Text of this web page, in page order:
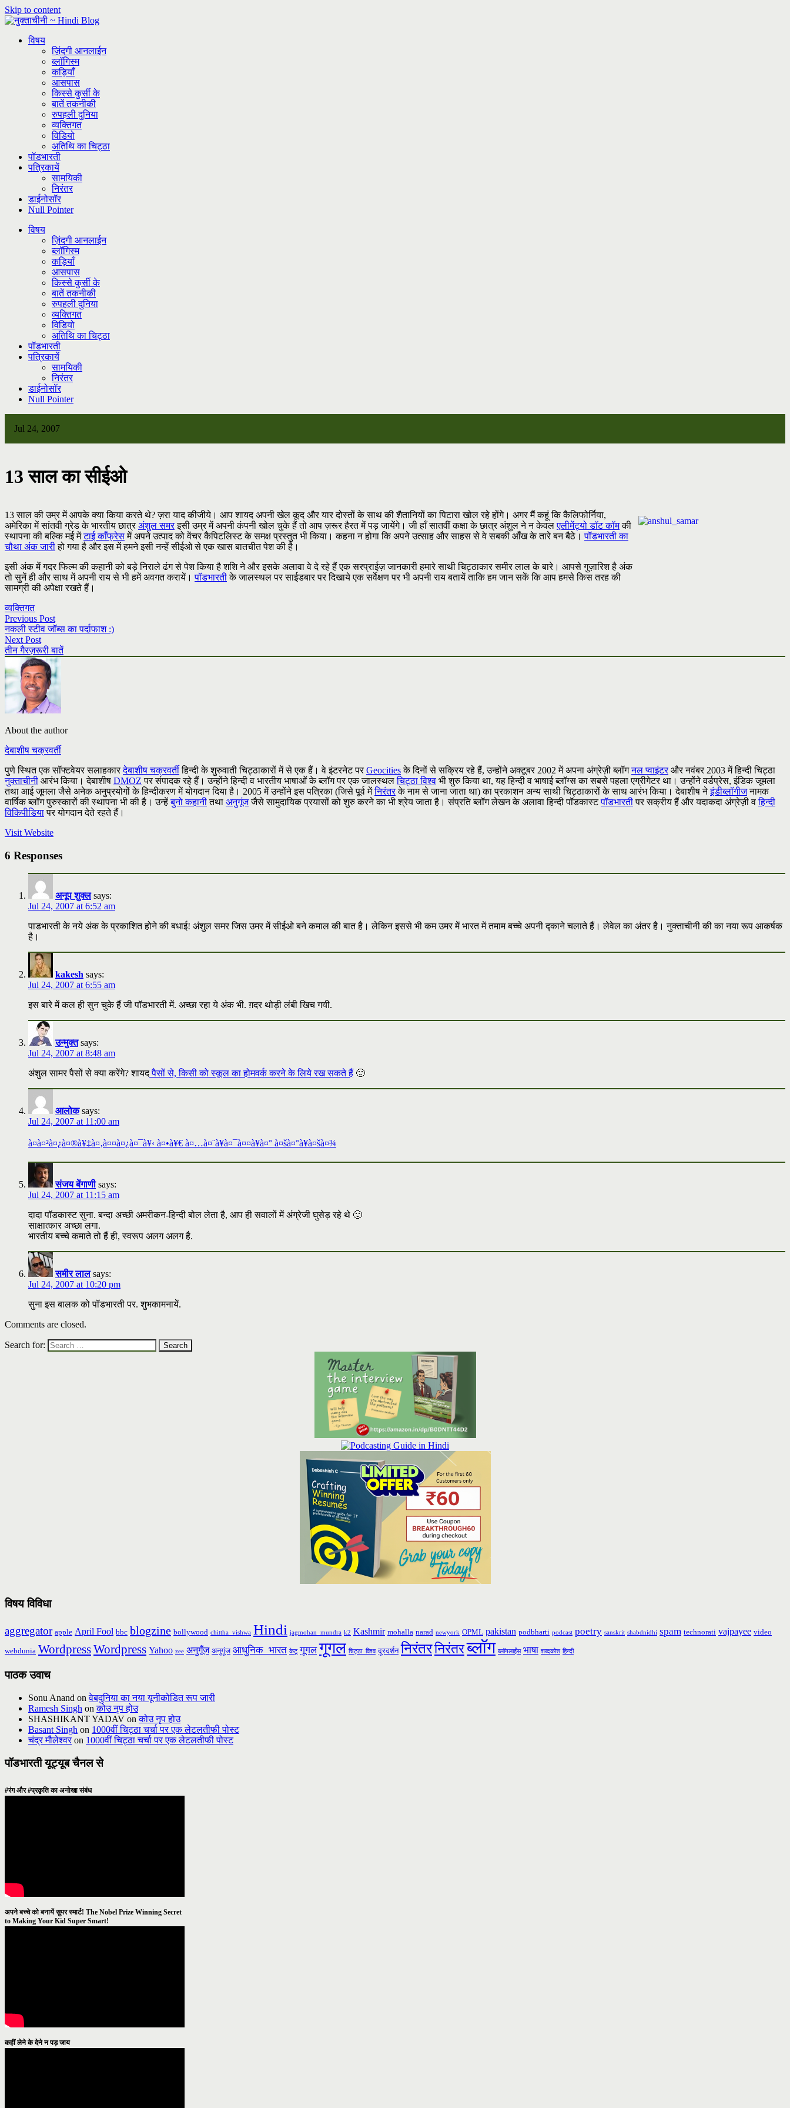
Skip to content
विषय
ज़िंदगी आनलाईन
ब्लॉगिस्म
कड़ियाँ
आसपास
किस्से कुर्सी के
बातें तकनीकी
रुपहली दुनिया
व्यक्तिगत
विडियो
अतिथि का चिट्ठा
पॉडभारती
पत्रिकायें
सामयिकी
निरंतर
डाईनोसॉर
Null Pointer
विषय
ज़िंदगी आनलाईन
ब्लॉगिस्म
कड़ियाँ
आसपास
किस्से कुर्सी के
बातें तकनीकी
रुपहली दुनिया
व्यक्तिगत
विडियो
अतिथि का चिट्ठा
पॉडभारती
पत्रिकायें
सामयिकी
निरंतर
डाईनोसॉर
Null Pointer
Jul 24, 2007
13 साल का सीईओ
13 साल की उम्र में आपके क्या किया करते थे? ज़रा याद कीजीये। आप शायद अपनी खेल कूद और यार दोस्तों के साथ की शैतानियों का पिटारा खोल रहे होंगे। अगर मैं कहूं कि कैलिफोर्निया,
अमेरिका में सांतवी ग्रेड के भारतीय छात्रअंशुल समरइसी उम्र में अपनी कंपनी खोल चुके हैं तो आप ज़रूर हैरत में पड़ जायेंगे। जी हाँ सातवीं कक्षा के छात्र अंशुल ने न केवलएलीमेंट्यो डॉट कॉमकी
स्थापना की बल्कि मई मेंटाई काँफ्रेसमें अपने उत्पाद को वेंचर कैपिटलिस्ट के समक्ष प्रस्तुत भी किया। कहना न होगा कि अपने उत्साह और साहस से वे सबकी आँख के तारे बन बैठे।पॉडभारती का
चौथा अंक जारीहो गया है और इस में हमने इसी नन्हें सीईओ से एक खास बातचीत पेश की है।
इसी अंक में गदर फिल्म की कहानी को बड़े निराले ढंग से पेश किया है शशि ने और इसके अलावा वे दे रहे हैं एक सरप्राईज़ जानकारी हमारे साथी चिट्ठाकार समीर लाल के बारे। आपसे गुज़ारिश है अंक
तो सुनें ही और साथ में अपनी राय से भी हमें अवगत करायें।पॉडभारतीके जालस्थल पर साईडबार पर दिखाये एक सर्वेक्षण पर भी अपनी राय बतायें ताकि हम जान सकें कि आप हमसे किस तरह की
सामग्री की अपेक्षा रखते हैं।
व्यक्तिगत
Previous Post
नकली स्टीव जॉब्स का पर्दाफाश :)
Next Post
तीन गैरज़रूरी बातें
About the author
देबाशीष चक्रवर्ती
पुणे स्थित एक सॉफ्टवेयर सलाहकारदेबाशीष चक्रवर्तीहिन्दी के शुरुवाती चिट्ठाकारों में से एक हैं। वे इंटरनेट परGeocitiesके दिनों से सक्रिय रहे हैं, उन्होंने अक्टूबर 2002 में अपना अंग्रेज़ी ब्लॉगनल प्वाइंटरऔर नवंबर 2003 में हिन्दी चिट्ठा
नुक्ताचीनी आरंभ किया। देबाशीष DMOZ पर संपादक रहे हैं। उन्होंने हिन्दी व भारतीय भाषाओं के ब्लॉग पर एक जालस्थलचिट्ठा विश्व भी शुरु किया था, यह हिन्दी व भाषाई ब्लॉग्स का सबसे पहला एग्रीगेटर था। उन्होंने वर्डप्रेस, इंडिक जूमला
तथा आई जूमला जैसे अनेक अनुप्रयोगों के हिन्दीकरण में योगदान दिया है। 2005 में उन्होंने इस पत्रिका (जिसे पूर्व मेंनिरंतरके नाम से जाना जाता था) का प्रकाशन अन्य साथी चिट्ठाकारों के साथ आरंभ किया। देबाशीष नेइंडीब्लॉगीजनामक
वार्षिक ब्लॉग पुरुस्कारों की स्थापना भी की है। उन्हेंबुनो कहानीतथा अनुगूंजजैसे सामुदायिक प्रयासों को शुरु करने का भी श्रेय जाता है। संप्रति ब्लॉग लेखन के अलावा हिन्दी पॉडकास्टपॉडभारतीपर सक्रीय हैं और यदाकदा अंग्रेज़ी वहिन्दी
विकिपीडियापर योगदान देते रहते हैं।
Visit Website
6 Responses
अनूप शुक्ल says:
Jul 24, 2007 at 6:52 am
पाडभारती के नये अंक के प्रकाशित होने की बधाई! अंशुल समर जिस उमर में सीईओ बने कमाल की बात है। लेकिन इससे भी कम उमर में भारत में तमाम बच्चे अपनी द्काने चलाते हैं। लेवेल का अंतर है। नुक्ताचीनी की का नया रूप आकर्षक
है।
kakesh says:
Jul 24, 2007 at 6:55 am
इस बारे में कल ही सुन चुके हैं जी पॉडभारती में. अच्छा रहा ये अंक भी. ग़दर थोड़ी लंबी खिच गयी.
उन्मुक्त says:
Jul 24, 2007 at 8:48 am
अंशुल सामर पैसों से क्या करेंगे? शायदपैसों से, किसी को स्कूल का होमवर्क करने के लिये रख सकते हैं 🙂
आलोक says:
Jul 24, 2007 at 11:00 am
à¤à¤²à¤¿à¤®à¥‡à¤‚à¤¤à¤¿à¤¯à¥‹ à¤•à¥€ à¤…à¤¨à¥à¤¯à¤¤à¥à¤° à¤šà¤°à¥à¤šà¤¾
संजय बेंगाणी says:
Jul 24, 2007 at 11:15 am
दादा पॉडकास्ट सुना. बन्दा अच्छी अमरीकन-हिन्दी बोल लेता है, आप ही सवालों में अंग्रेजी घुसेड़ रहे थे 🙂
साक्षात्कार अच्छा लगा.
भारतीय बच्चे कमाते तो हैं ही, स्वरूप अलग अलग है.
समीर लाल says:
Jul 24, 2007 at 10:20 pm
सुना इस बालक को पॉडभारती पर. शुभकामनायें.
Comments are closed.
Search for:
विषय विविधा
aggregator apple April Fool bbc blogzine bollywood chittha_vishwa Hindi jagmohan_mundra k2 Kashmir mohalla narad newyork OPML pakistan podbharti podcast poetry sanskrit shabdnidhi spam technorati vajpayee video
webdunia WordpressWordpress Yahoo zee अनुगूँज अनुगूंज आधुनिक_भारत केटू गूगल गूगल चिट्ठा_विश्व दूरदर्शन निरंतरनिरंतरब्लॉग ब्लॉगलाईंस भाषा शब्दकोश हिन्दी
पाठक उवाच
Sonu Anand onवेबदुनिया का नया यूनीकोडित रूप जारी
Ramesh Singh onकोउ नृप होउ
SHASHIKANT YADAV onकोउ नृप होउ
Basant Singh on 1000वीं चिट्ठा चर्चा पर एक लेटलतीफी पोस्ट
चंद्र मौलेश्वरon 1000वीं चिट्ठा चर्चा पर एक लेटलतीफी पोस्ट
पॉडभारती यूट्यूब चैनल से
#रंग और #प्रकृति का अनोखा संबंध
अपने बच्चे को बनायें सुपर स्मार्ट! The Nobel Prize Winning Secret
to Making Your Kid Super Smart!
कहीं लेने के देने न पड़ जाय